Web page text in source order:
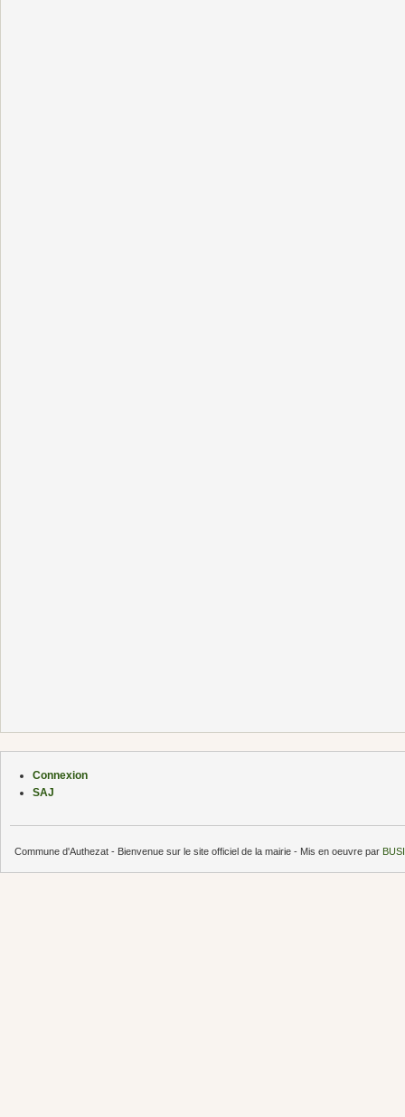
Connexion
SAJ
Commune d'Authezat - Bienvenue sur le site officiel de la mairie - Mis en oeuvre par